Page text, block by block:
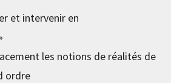
et intervenir en
les notions de réalités de
ordre